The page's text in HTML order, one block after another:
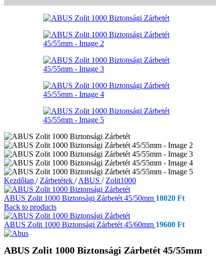
Kezdőlap / Zárbetétek / ABUS / Zolit1000
ABUS Zolit 1000 Biztonsági Zárbetét 45/50mm 18020 Ft
Back to products
ABUS Zolit 1000 Biztonsági Zárbetét 45/60mm 19600 Ft
ABUS Zolit 1000 Biztonsági Zárbetét 45/55mm